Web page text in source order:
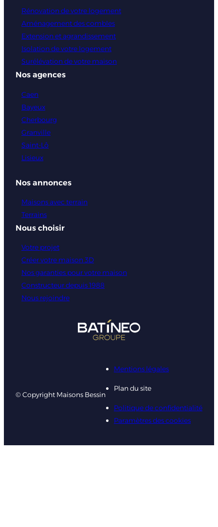
Rénovation de votre logement
Aménagement des combles
Extension et agrandissement
Isolation de votre logement
Surélévation de votre maison
Nos agences
Caen
Bayeux
Cherbourg
Granville
Saint-Lô
Lisieux
Nos annonces
Maisons avec terrain
Terrains
Nous choisir
Votre projet
Créer votre maison 3D
Nos garanties pour votre maison
Constructeur depuis 1988
Nous rejoindre
© Copyright Maisons Bessin
Mentions légales
Plan du site
Politique de confidentialité
Paramètres des cookies